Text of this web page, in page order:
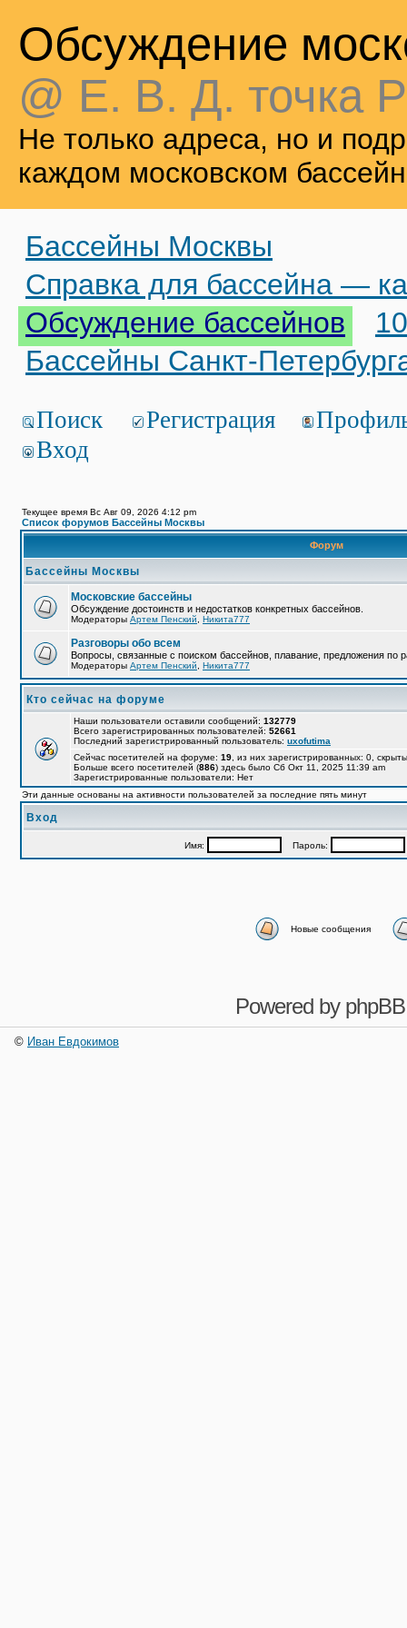
Обсуждение
@ Е. В. Д. точка
Не только адреса, но и
каждом московском
Бассейны Москвы
Справка для бассейна —
Обсуждение бассейнов
Бассейны Санкт-
Поиск Регистрация
Вход
Текущее время Вс Авг 09, 2026 4:12 pm
Список форумов Бассейны Москвы
Форум
Бассейны Москвы
Московские бассейны
Обсуждение достоинств и недостатков конкретных бассейнов.
Модераторы Артем Пенский Никита777
Разговоры обо всем
Вопросы, связанные с поиском бассейнов, плавание, предложения по
Модераторы Артем Пенский Никита777
Кто сейчас на форуме
Наши пользователи оставили сообщений: 132779
Всего зарегистрированных пользователей: 52661
Последний зарегистрированный пользователь: uxofutima
Сейчас посетителей на форуме: 19 , из них зарегистрированных: 0,
Больше всего посетителей (886) здесь было Сб Окт 11, 2025 11:39 am
Зарегистрированные пользователи: Нет
Эти данные основаны на активности пользователей за последние пять минут
Вход
Имя: Пароль:
Новые сообщения
Powered by phpBB
© Иван Евдокимов